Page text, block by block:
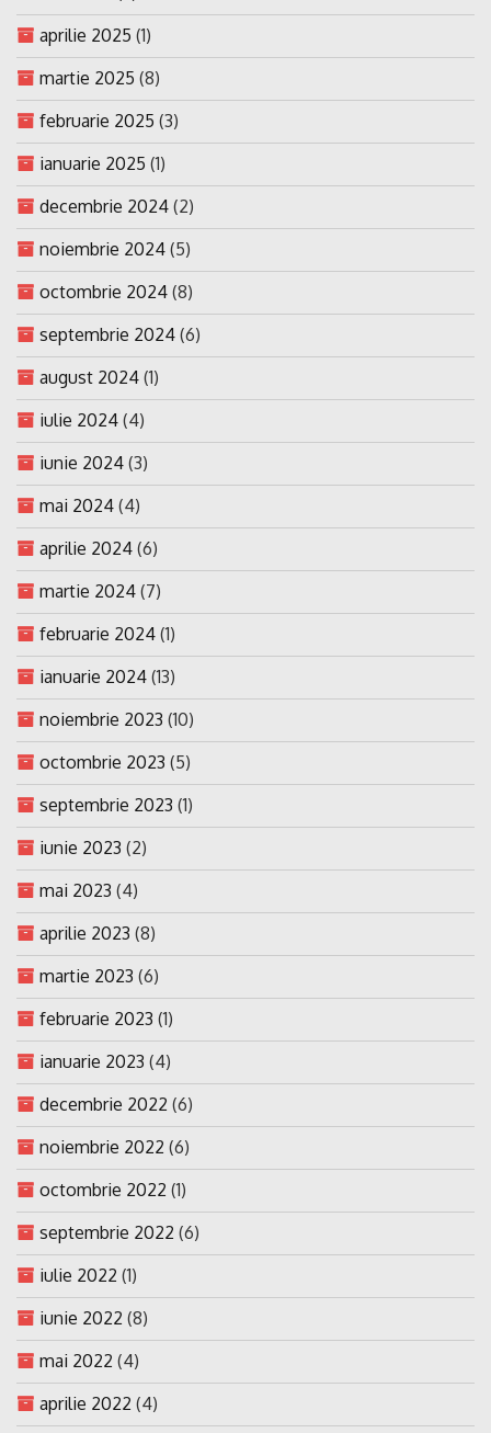
aprilie 2025 (1)
martie 2025 (8)
februarie 2025 (3)
ianuarie 2025 (1)
decembrie 2024 (2)
noiembrie 2024 (5)
octombrie 2024 (8)
septembrie 2024 (6)
august 2024 (1)
iulie 2024 (4)
iunie 2024 (3)
mai 2024 (4)
aprilie 2024 (6)
martie 2024 (7)
februarie 2024 (1)
ianuarie 2024 (13)
noiembrie 2023 (10)
octombrie 2023 (5)
septembrie 2023 (1)
iunie 2023 (2)
mai 2023 (4)
aprilie 2023 (8)
martie 2023 (6)
februarie 2023 (1)
ianuarie 2023 (4)
decembrie 2022 (6)
noiembrie 2022 (6)
octombrie 2022 (1)
septembrie 2022 (6)
iulie 2022 (1)
iunie 2022 (8)
mai 2022 (4)
aprilie 2022 (4)